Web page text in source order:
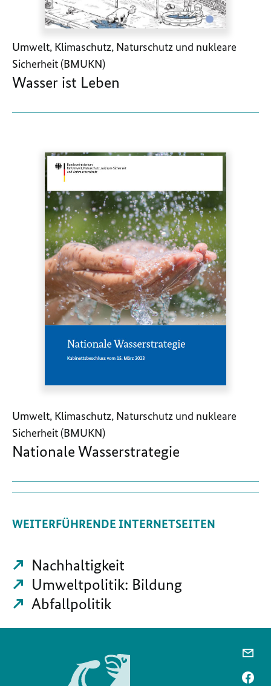
Umwelt, Klimaschutz, Naturschutz und nukleare
Sicherheit (BMUKN)
Wasser ist Leben
Umwelt, Klimaschutz, Naturschutz und nukleare
Sicherheit (BMUKN)
Nationale Wasserstrategie
WEITERFÜHRENDE INTERNETSEITEN
Nachhaltigkeit
Umweltpolitik: Bildung
Abfallpolitik